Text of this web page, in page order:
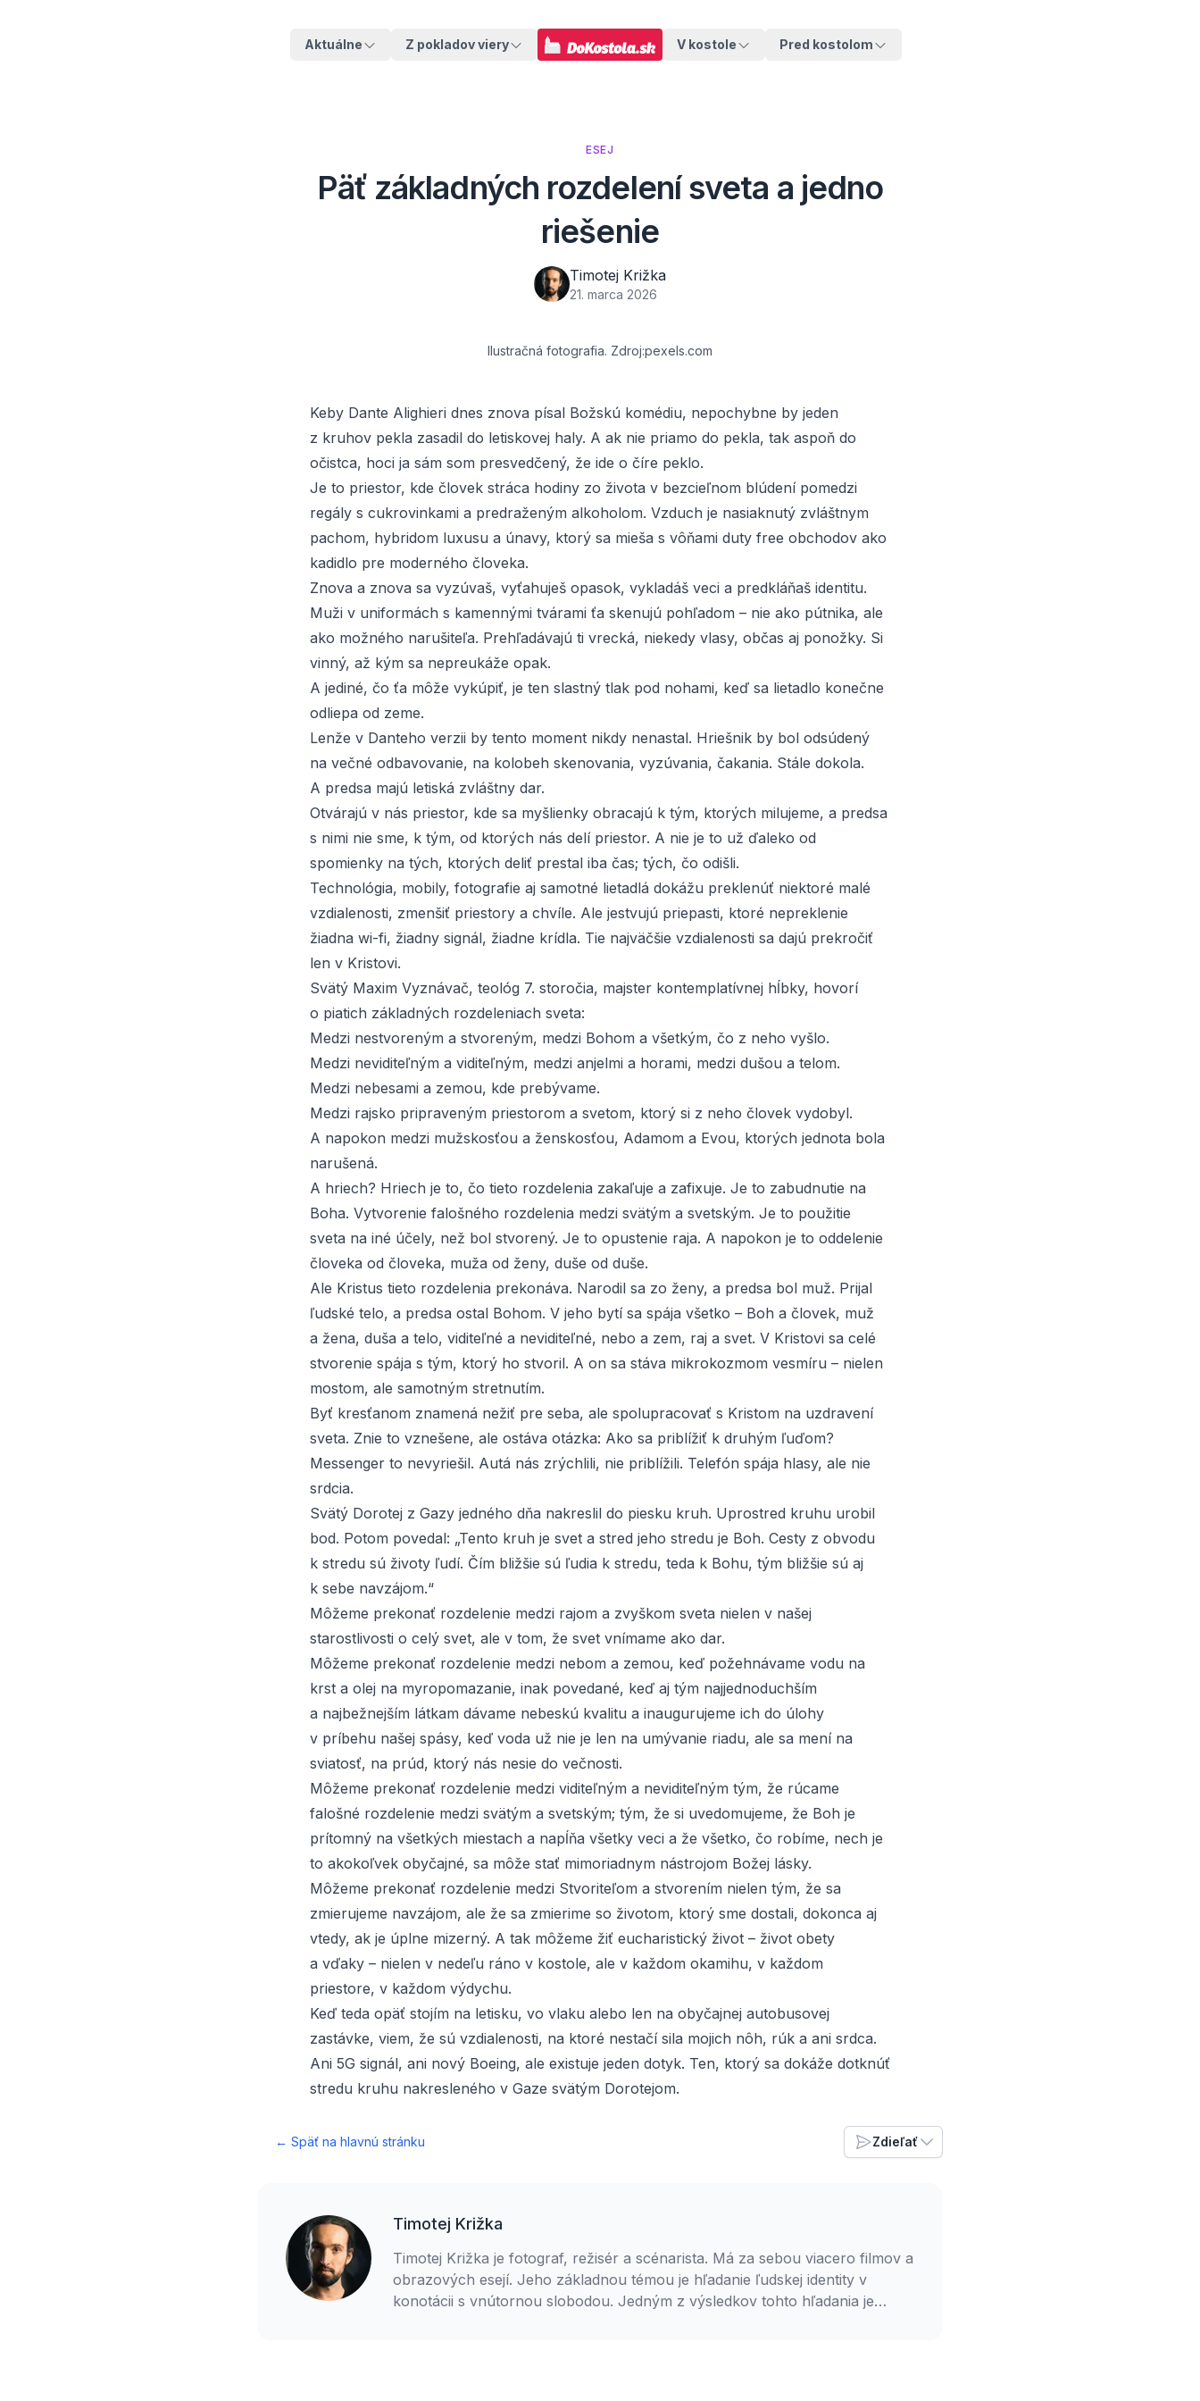
Aktuálne Z pokladov viery V kostole Pred kostolom
ESEJ
Päť základných rozdelení sveta a jedno
riešenie
Timotej Križka
21. marca 2026
Ilustračná fotografia. Zdroj:pexels.com
Keby Dante Alighieri dnes znova písal Božskú komédiu, nepochybne by jeden
z kruhov pekla zasadil do letiskovej haly. A ak nie priamo do pekla, tak aspoň do
očistca, hoci ja sám som presvedčený, že ide o číre peklo.
Je to priestor, kde človek stráca hodiny zo života v bezcieľnom blúdení pomedzi
regály s cukrovinkami a predraženým alkoholom. Vzduch je nasiaknutý zvláštnym
pachom, hybridom luxusu a únavy, ktorý sa mieša s vôňami duty free obchodov ako
kadidlo pre moderného človeka.
Znova a znova sa vyzúvaš, vyťahuješ opasok, vykladáš veci a predkláňaš identitu.
Muži v uniformách s kamennými tvárami ťa skenujú pohľadom – nie ako pútnika, ale
ako možného narušiteľa. Prehľadávajú ti vrecká, niekedy vlasy, občas aj ponožky. Si
vinný, až kým sa nepreukáže opak.
A jediné, čo ťa môže vykúpiť, je ten slastný tlak pod nohami, keď sa lietadlo konečne
odliepa od zeme.
Lenže v Danteho verzii by tento moment nikdy nenastal. Hriešnik by bol odsúdený
na večné odbavovanie, na kolobeh skenovania, vyzúvania, čakania. Stále dokola.
A predsa majú letiská zvláštny dar.
Otvárajú v nás priestor, kde sa myšlienky obracajú k tým, ktorých milujeme, a predsa
s nimi nie sme, k tým, od ktorých nás delí priestor. A nie je to už ďaleko od
spomienky na tých, ktorých deliť prestal iba čas; tých, čo odišli.
Technológia, mobily, fotografie aj samotné lietadlá dokážu preklenúť niektoré malé
vzdialenosti, zmenšiť priestory a chvíle. Ale jestvujú priepasti, ktoré nepreklenie
žiadna wi-fi, žiadny signál, žiadne krídla. Tie najväčšie vzdialenosti sa dajú prekročiť
len v Kristovi.
Svätý Maxim Vyznávač, teológ 7. storočia, majster kontemplatívnej hĺbky, hovorí
o piatich základných rozdeleniach sveta:
Medzi nestvoreným a stvoreným, medzi Bohom a všetkým, čo z neho vyšlo.
Medzi neviditeľným a viditeľným, medzi anjelmi a horami, medzi dušou a telom.
Medzi nebesami a zemou, kde prebývame.
Medzi rajsko pripraveným priestorom a svetom, ktorý si z neho človek vydobyl.
A napokon medzi mužskosťou a ženskosťou, Adamom a Evou, ktorých jednota bola
narušená.
A hriech? Hriech je to, čo tieto rozdelenia zakaľuje a zafixuje. Je to zabudnutie na
Boha. Vytvorenie falošného rozdelenia medzi svätým a svetským. Je to použitie
sveta na iné účely, než bol stvorený. Je to opustenie raja. A napokon je to oddelenie
človeka od človeka, muža od ženy, duše od duše.
Ale Kristus tieto rozdelenia prekonáva. Narodil sa zo ženy, a predsa bol muž. Prijal
ľudské telo, a predsa ostal Bohom. V jeho bytí sa spája všetko – Boh a človek, muž
a žena, duša a telo, viditeľné a neviditeľné, nebo a zem, raj a svet. V Kristovi sa celé
stvorenie spája s tým, ktorý ho stvoril. A on sa stáva mikrokozmom vesmíru – nielen
mostom, ale samotným stretnutím.
Byť kresťanom znamená nežiť pre seba, ale spolupracovať s Kristom na uzdravení
sveta. Znie to vznešene, ale ostáva otázka: Ako sa priblížiť k druhým ľuďom?
Messenger to nevyriešil. Autá nás zrýchlili, nie priblížili. Telefón spája hlasy, ale nie
srdcia.
Svätý Dorotej z Gazy jedného dňa nakreslil do piesku kruh. Uprostred kruhu urobil
bod. Potom povedal: „Tento kruh je svet a stred jeho stredu je Boh. Cesty z obvodu
k stredu sú životy ľudí. Čím bližšie sú ľudia k stredu, teda k Bohu, tým bližšie sú aj
k sebe navzájom.“
Môžeme prekonať rozdelenie medzi rajom a zvyškom sveta nielen v našej
starostlivosti o celý svet, ale v tom, že svet vnímame ako dar.
Môžeme prekonať rozdelenie medzi nebom a zemou, keď požehnávame vodu na
krst a olej na myropomazanie, inak povedané, keď aj tým najjednoduchším
a najbežnejším látkam dávame nebeskú kvalitu a inaugurujeme ich do úlohy
v príbehu našej spásy, keď voda už nie je len na umývanie riadu, ale sa mení na
sviatosť, na prúd, ktorý nás nesie do večnosti.
Môžeme prekonať rozdelenie medzi viditeľným a neviditeľným tým, že rúcame
falošné rozdelenie medzi svätým a svetským; tým, že si uvedomujeme, že Boh je
prítomný na všetkých miestach a napĺňa všetky veci a že všetko, čo robíme, nech je
to akokoľvek obyčajné, sa môže stať mimoriadnym nástrojom Božej lásky.
Môžeme prekonať rozdelenie medzi Stvoriteľom a stvorením nielen tým, že sa
zmierujeme navzájom, ale že sa zmierime so životom, ktorý sme dostali, dokonca aj
vtedy, ak je úplne mizerný. A tak môžeme žiť eucharistický život – život obety
a vďaky – nielen v nedeľu ráno v kostole, ale v každom okamihu, v každom
priestore, v každom výdychu.
Keď teda opäť stojím na letisku, vo vlaku alebo len na obyčajnej autobusovej
zastávke, viem, že sú vzdialenosti, na ktoré nestačí sila mojich nôh, rúk a ani srdca.
Ani 5G signál, ani nový Boeing, ale existuje jeden dotyk. Ten, ktorý sa dokáže dotknúť
stredu kruhu nakresleného v Gaze svätým Dorotejom.
← Späť na hlavnú stránku Zdieľať
Timotej Križka
Timotej Križka je fotograf, režisér a scénarista. Má za sebou viacero filmov a
obrazových esejí. Jeho základnou témou je hľadanie ľudskej identity v
konotácii s vnútornou slobodou. Jedným z výsledkov tohto hľadania je